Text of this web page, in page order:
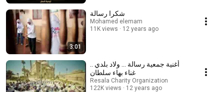
3:01
شكرا رسالة
Mohamed elemam
11K views
12 years ago
أغنية جمعية رسالة ... ولاد بلدي ..
غناء بهاء سلطان
Resala Charity Organization
122K views
12 years ago